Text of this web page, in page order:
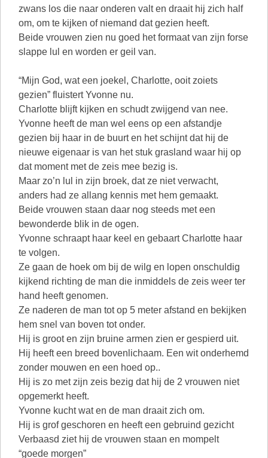
zwans los die naar onderen valt en draait hij zich half
om, om te kijken of niemand dat gezien heeft.
Beide vrouwen zien nu goed het formaat van zijn forse
slappe lul en worden er geil van.
“Mijn God, wat een joekel, Charlotte, ooit zoiets
gezien” fluistert Yvonne nu.
Charlotte blijft kijken en schudt zwijgend van nee.
Yvonne heeft de man wel eens op een afstandje
gezien bij haar in de buurt en het schijnt dat hij de
nieuwe eigenaar is van het stuk grasland waar hij op
dat moment met de zeis mee bezig is.
Maar zo’n lul in zijn broek, dat ze niet verwacht,
anders had ze allang kennis met hem gemaakt.
Beide vrouwen staan daar nog steeds met een
bewonderde blik in de ogen.
Yvonne schraapt haar keel en gebaart Charlotte haar
te volgen.
Ze gaan de hoek om bij de wilg en lopen onschuldig
kijkend richting de man die inmiddels de zeis weer ter
hand heeft genomen.
Ze naderen de man tot op 5 meter afstand en bekijken
hem snel van boven tot onder.
Hij is groot en zijn bruine armen zien er gespierd uit.
Hij heeft een breed bovenlichaam. Een wit onderhemd
zonder mouwen en een hoed op..
Hij is zo met zijn zeis bezig dat hij de 2 vrouwen niet
opgemerkt heeft.
Yvonne kucht wat en de man draait zich om.
Hij is grof geschoren en heeft een gebruind gezicht
Verbaasd ziet hij de vrouwen staan en mompelt
“goede morgen”